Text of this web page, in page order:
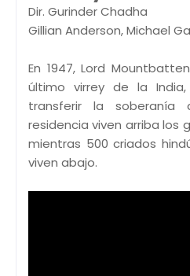
Dir. Gurinder Chadha
Gillian Anderson, Michael
En 1947, Lord
último virrey de la
transferir la
residencia viven arriba los
mientras 500 criados
viven abajo.